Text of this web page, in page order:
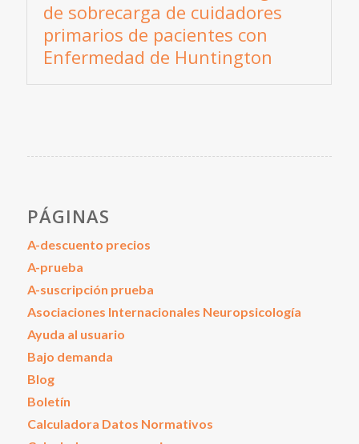
de sobrecarga de cuidadores
primarios de pacientes con
Enfermedad de Huntington
PÁGINAS
A-descuento precios
A-prueba
A-suscripción prueba
Asociaciones Internacionales Neuropsicología
Ayuda al usuario
Bajo demanda
Blog
Boletín
Calculadora Datos Normativos